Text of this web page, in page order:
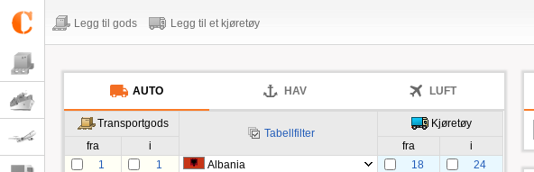
Legg til gods Legg til et kjøretøy
AUTO HAV LUFT
Transportgods
Tabellfilter
Kjøretøy
fra
i fra
i
1
1 Albania 18
24